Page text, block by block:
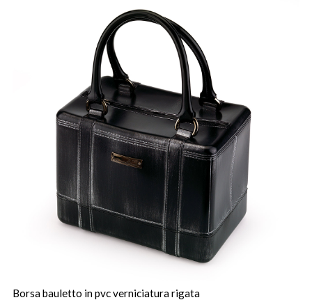
Borsa bauletto in pvc verniciatura rigata